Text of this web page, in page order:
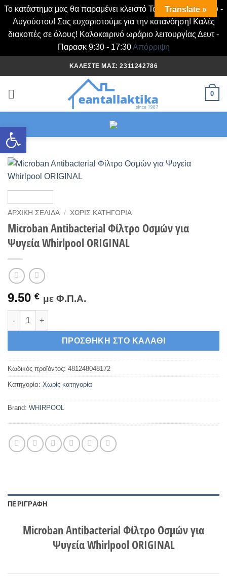
Ανοίξτε τη γραμμή εργαλείων
Το κατάστημα μας θα παραμένει κλειστό Τα Σάββατα Ιουλίου -
Αυγούστου! Σας ευχαριστούμε για την κατανόηση! Καλές
διακοπές σε όλους! Καλοκαιρινό ωράριο λειτουργίας Δευτ -
Παρασκ 9:30 - 17:30Απόρριψη
στο
ΚΑΛΈΣΤΕ ΜΑΣ: 2311242786
0
ΑΡΧΙΚΉ ΣΕΛΊΔΑ / ΧΩΡΊΣ ΚΑΤΗΓΟΡΊΑ
Microban Antibacterial Φίλτρο Οσμών για
Ψυγεία Whirlpool ORIGINAL
9.50 € με Φ.Π.Α.
Microban Antibacterial Φίλτρο Οσμών για Ψυγεία Whirlpool
ΠΡΟΣΘΉΚΗ ΣΤΟ ΚΑΛΆΘΙ
Κωδικός προϊόντος: 481248048172
Κατηγορία: Χωρίς κατηγορία
Brand: WHIRPOOL
ΠΕΡΙΓΡΑΦΉ
Microban Antibacterial Φίλτρο Οσμών για
Ψυγεία Whirlpool ORIGINAL
Translate »